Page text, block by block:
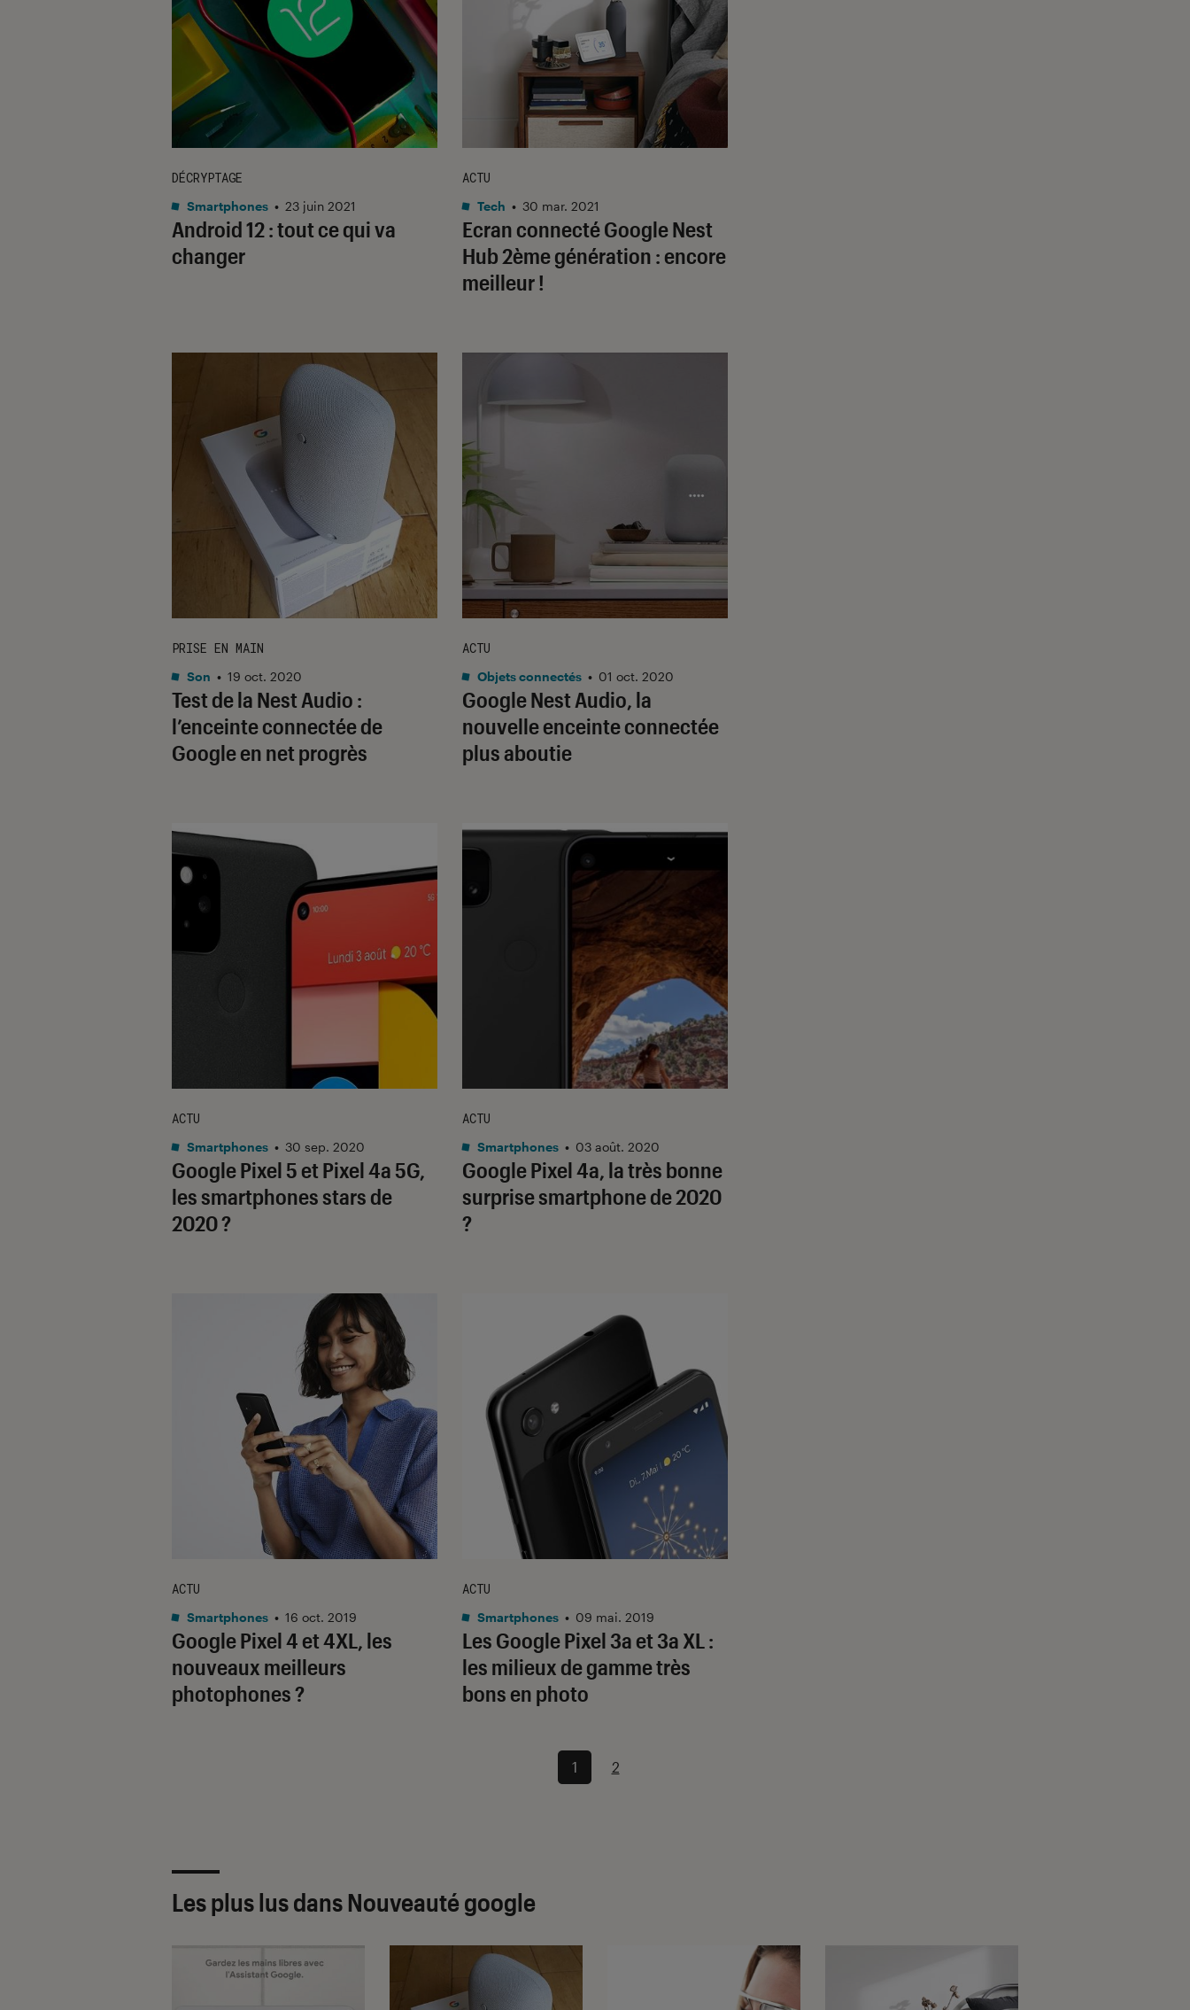
Android 12 : tout ce qui va
changer
DÉCRYPTAGE
Smartphones • 23 juin 2021
Ecran connecté Google Nest
Hub 2ème génération : encore
meilleur !
ACTU
Tech • 30 mar. 2021
Test de la Nest Audio :
l’enceinte connectée de
Google en net progrès
PRISE EN MAIN
Son • 19 oct. 2020
Google Nest Audio, la
nouvelle enceinte connectée
plus aboutie
ACTU
Objets connectés • 01 oct. 2020
Google Pixel 5 et Pixel 4a 5G,
les smartphones stars de
2020 ?
ACTU
Smartphones • 30 sep. 2020
Google Pixel 4a, la très bonne
surprise smartphone de 2020
?
ACTU
Smartphones • 03 août. 2020
Google Pixel 4 et 4XL, les
nouveaux meilleurs
photophones ?
ACTU
Smartphones • 16 oct. 2019
Les Google Pixel 3a et 3a XL :
les milieux de gamme très
bons en photo
ACTU
Smartphones • 09 mai. 2019
1 2
Les plus lus dans Nouveauté google